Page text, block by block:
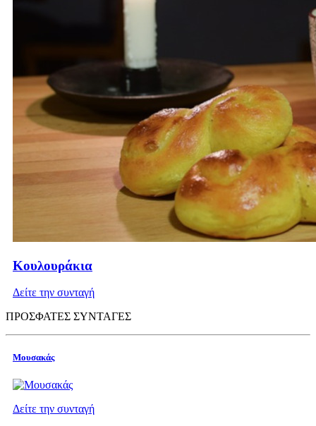
Κουλουράκια
Δείτε την συνταγή
ΠΡΟΣΦΑΤΕΣ ΣΥΝΤΑΓΕΣ
Μουσακάς
Δείτε την συνταγή